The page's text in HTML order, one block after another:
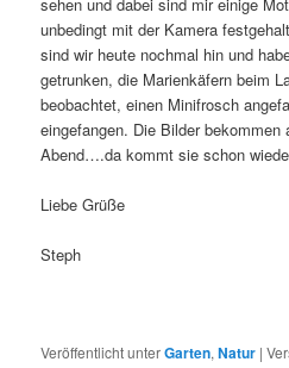
unbedingt mit der Kamera
sind wir heute nochmal hin und
getrunken, die Marienkäfern beim
beobachtet, einen Minifrosch
eingefangen. Die Bilder
Abend….da kommt sie schon
Liebe Grüße
Steph
Veröffentlicht unterGarten,Natur |